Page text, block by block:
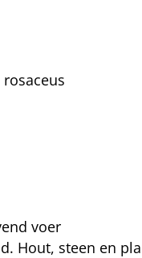
voer
Hout, steen en